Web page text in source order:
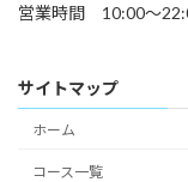
営業時間 10:00〜
サイトマップ
ホーム
コース一覧